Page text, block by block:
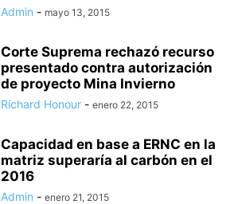
Admin - mayo 13, 2015
Corte Suprema rechazó recurso
presentado contra autorización
de proyecto Mina Invierno
Richard Honour - enero 22, 2015
Capacidad en base a ERNC en la
matriz superaría al carbón en el
2016
Admin - enero 21, 2015